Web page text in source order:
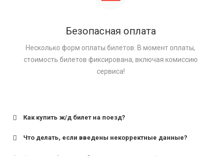
Безопасная оплата
Несколько форм оплаты билетов. В момент оплаты,
стоимость билетов фиксирована, включая комиссию
сервиса!
Как купить ж/д билет на поезд?
Что делать, если введены некорректные данные?